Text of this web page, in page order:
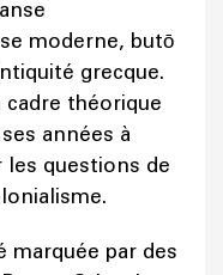
moderne, butō
grecque.
cadre théorique
années à
les questions de
marquée par des